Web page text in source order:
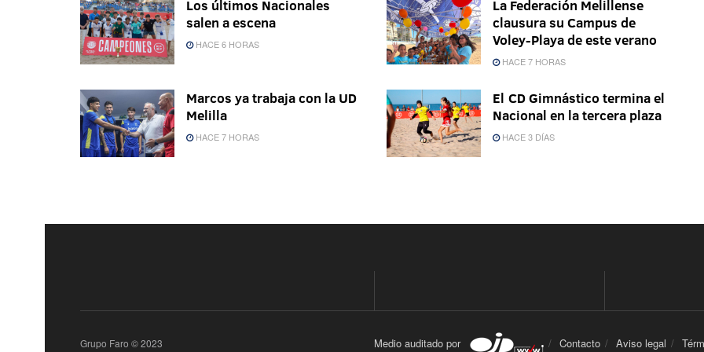
Los últimos Nacionales
salen a escena
HACE 6 HORAS
La Federación Melillense
clausura su Campus de
Voley-Playa de este verano
HACE 7 HORAS
Marcos ya trabaja con la UD
Melilla
HACE 7 HORAS
El CD Gimnástico termina el
Nacional en la tercera plaza
HACE 3 DÍAS
Medio auditado por Contacto Aviso legal
Grupo Faro © 2023